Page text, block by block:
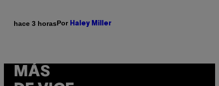
hace 3 horasPor Haley Miller
MÁS